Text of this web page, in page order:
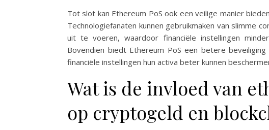
Tot slot kan Ethereum PoS ook een veilige manier
Technologiefanaten kunnen gebruikmaken van slimme
uit te voeren, waardoor financiële instellingen
Bovendien biedt Ethereum PoS een betere
financiële instellingen hun activa beter kunnen
Wat is de invloed van
op cryptogeld en